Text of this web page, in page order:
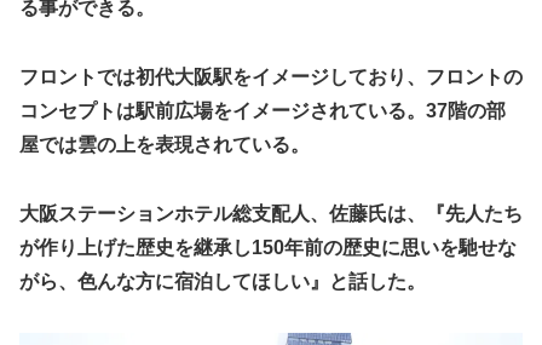
る事ができる。
フロントでは初代大阪駅をイメージしており、フロントの
コンセプトは駅前広場をイメージされている。37階の部
屋では雲の上を表現されている。
大阪ステーションホテル総支配人、佐藤氏は、『先人たち
が作り上げた歴史を継承し150年前の歴史に思いを馳せな
がら、色んな方に宿泊してほしい』と話した。